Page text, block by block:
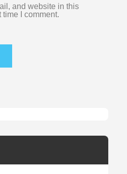
and website in this
time I comment.